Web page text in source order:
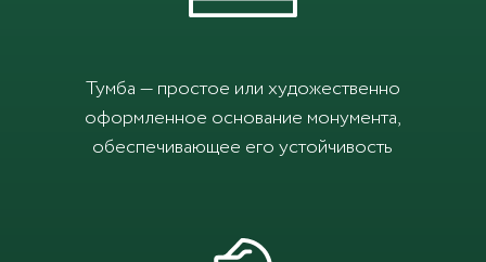
Тумба — простое или художественно
оформленное основание монумента,
обеспечивающее его устойчивость